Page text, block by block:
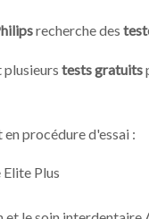
recherche des
plusieurs tests gratuits
procédure d'essai :
Plus